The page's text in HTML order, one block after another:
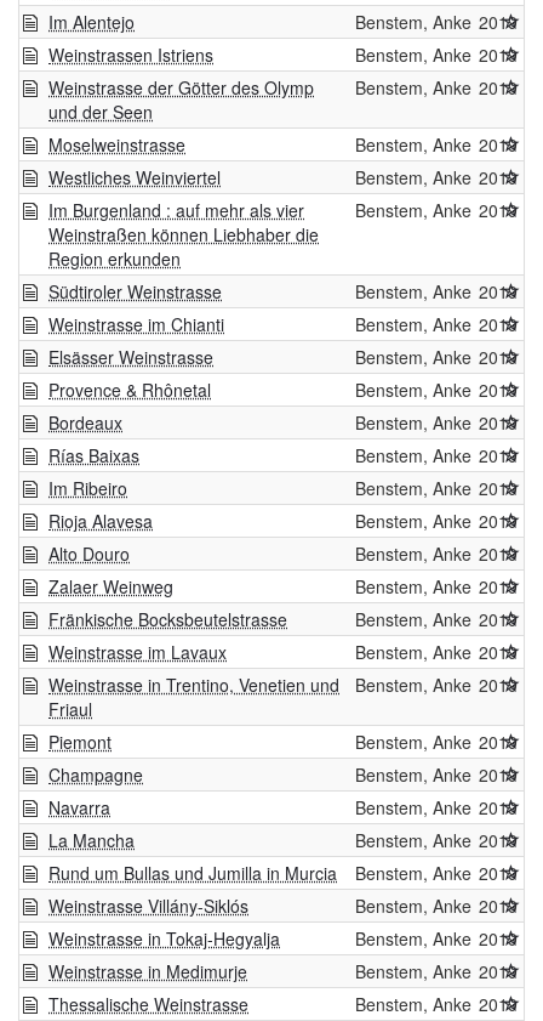
Im Alentejo
Benstem, Anke 2019
Weinstrassen Istriens
Benstem, Anke 2019
Weinstrasse der Götter des Olymp
und der Seen
Benstem, Anke 2019
Moselweinstrasse Benstem, Anke 2019
Westliches Weinviertel
Benstem, Anke 2019
Im Burgenland : auf mehr als vier
Weinstraßen können Liebhaber die
Region erkunden
Benstem, Anke 2019
Südtiroler Weinstrasse Benstem, Anke 2019
Weinstrasse im Chianti
Benstem, Anke 2019
Elsässer Weinstrasse
Benstem, Anke 2019
Provence & Rhônetal
Benstem, Anke 2019
Bordeaux
Benstem, Anke 2019
Rías Baixas
Benstem, Anke 2019
Im Ribeiro
Benstem, Anke 2019
Rioja Alavesa
Benstem, Anke 2019
Alto Douro
Benstem, Anke 2019
Zalaer Weinweg
Benstem, Anke 2019
Fränkische Bocksbeutelstrasse
Benstem, Anke 2019
Weinstrasse im Lavaux
Benstem, Anke 2019
Weinstrasse in Trentino, Venetien und
Friaul
Benstem, Anke 2019
Piemont Benstem, Anke 2019
Champagne
Benstem, Anke 2019
Navarra
Benstem, Anke 2019
La Mancha
Benstem, Anke 2019
Rund um Bullas und Jumilla in Murcia
Benstem, Anke 2019
Weinstrasse Villány-Siklós
Benstem, Anke 2019
Weinstrasse in Tokaj-Hegyalja
Benstem, Anke 2019
Weinstrasse in Medimurje
Benstem, Anke 2019
Thessalische Weinstrasse
Benstem, Anke 2019